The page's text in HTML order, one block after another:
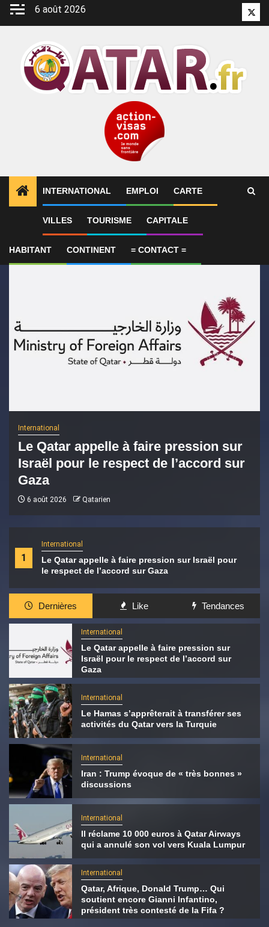
Aller
6 août 2026
INTERNATIONAL EMPLOI CARTE
VILLES TOURISME CAPITALE
HABITANT CONTINENT = CONTACT =
ALERTES INFO 1 Le Qatar appelle à faire pression
1
International
Le Qatar appelle à faire pression sur Israël pour
le respect de l’accord sur Gaza
International
Le Qatar appelle à faire pression sur
Israël pour le respect de l’accord sur
Gaza
6 août 2026 Qatarien
Dernières Like Tendances
International
Le Qatar appelle à faire pression sur
Israël pour le respect de l’accord sur
Gaza
International
Le Hamas s’apprêterait à transférer ses
activités du Qatar vers la Turquie
International
Iran : Trump évoque de « très bonnes »
discussions
International
Il réclame 10 000 euros à Qatar Airways
qui a annulé son vol vers Kuala Lumpur
International
Qatar, Afrique, Donald Trump… Qui
soutient encore Gianni Infantino,
président très contesté de la Fifa ?